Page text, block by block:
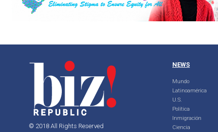
© 2018 All Rights Reserved
NEWS
Mundo
Latinoamérica
U.S.
Política
Inmigración
Ciencia